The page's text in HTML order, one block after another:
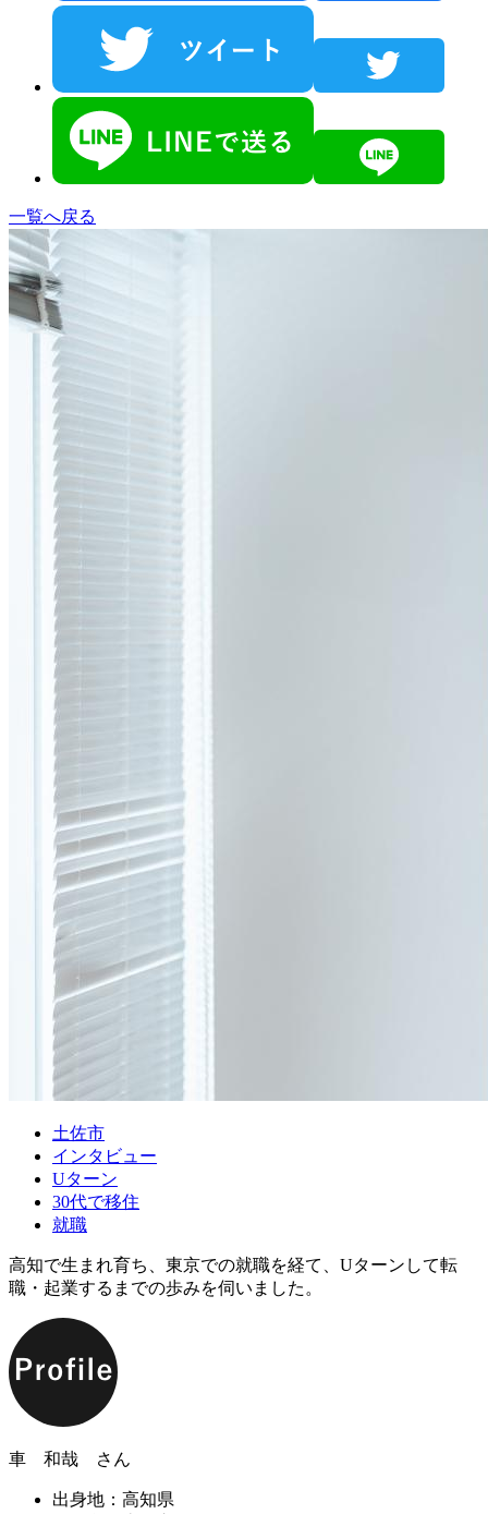
一覧へ戻る
土佐市
インタビュー
Uターン
30代で移住
就職
高知で生まれ育ち、東京での就職を経て、Uターンして転
職・起業するまでの歩みを伺いました。
車 和哉 さん
出身地：高知県